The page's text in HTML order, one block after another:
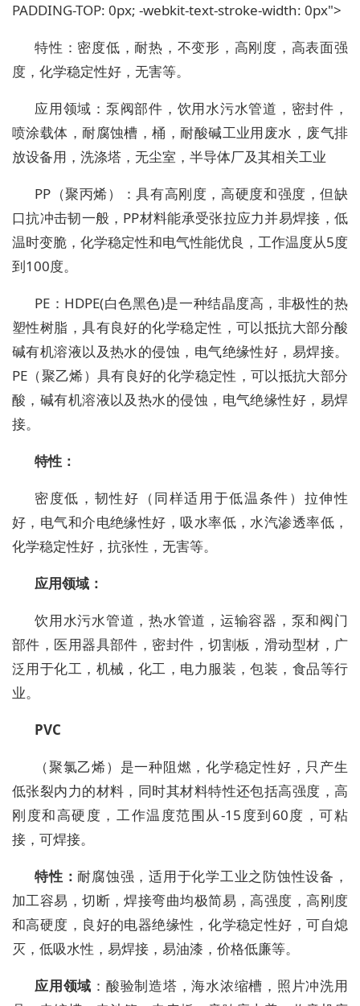
PADDING-TOP: 0px; -webkit-text-stroke-width: 0px">
特性：密度低，耐热，不变形，高刚度，高表面强
度，化学稳定性好，无害等。
应用领域：泵阀部件，饮用水污水管道，密封件，
喷涂载体，耐腐蚀槽，桶，耐酸碱工业用废水，废气排
放设备用，洗涤塔，无尘室，半导体厂及其相关工业
PP（聚丙烯）
：具有高刚度，高硬度和强度，但缺
口抗冲击韧一般，PP材料能承受张拉应力并易焊接，低
温时变脆，化学稳定性和电气性能优良，工作温度从5度
到100度。
PE： HDPE(白色黑色)是一种结晶度高，非极性的热
塑性树脂，具有良好的化学稳定性，可以抵抗大部分酸
碱有机溶液以及热水的侵蚀，电气绝缘性好，易焊接。
PE（聚乙烯）具有良好的化学稳定性，可以抵抗大部分
酸，碱有机溶液以及热水的侵蚀，电气绝缘性好，易焊
接。
特性：
密度低，韧性好（同样适用于低温条件）拉伸性
好，电气和介电绝缘性好，吸水率低，水汽渗透率低，
化学稳定性好，抗张性，无害等。
应用领域：
饮用水污水管道，热水管道，运输容器，泵和阀门
部件，医用器具部件，密封件，切割板，滑动型材，广
泛用于化工，机械，化工，电力服装，包装，食品等行
业。
PVC
（聚氯乙烯）是一种阻燃，化学稳定性好，只产生
低张裂内力的材料，同时其材料特性还包括高强度，高
刚度和高硬度，工作温度范围从-15度到60度，可粘
接，可焊接。
特性： 耐腐蚀强，适用于化学工业之防蚀性设备，
加工容易，切断，焊接弯曲均极简易，高强度，高刚度
和高硬度，良好的电器绝缘性，化学稳定性好，可自熄
灭，低吸水性，易焊接，易油漆，价格低廉等。
应用领域 ：酸验制造塔，海水浓缩槽，照片冲洗用